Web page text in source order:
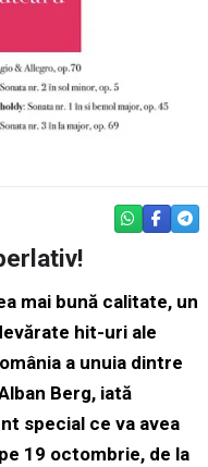
WHATSAPP
mai bună calitate, un
hit-uri ale
a unuia dintre
Berg, iată
special ce va avea
19 octombrie, de la